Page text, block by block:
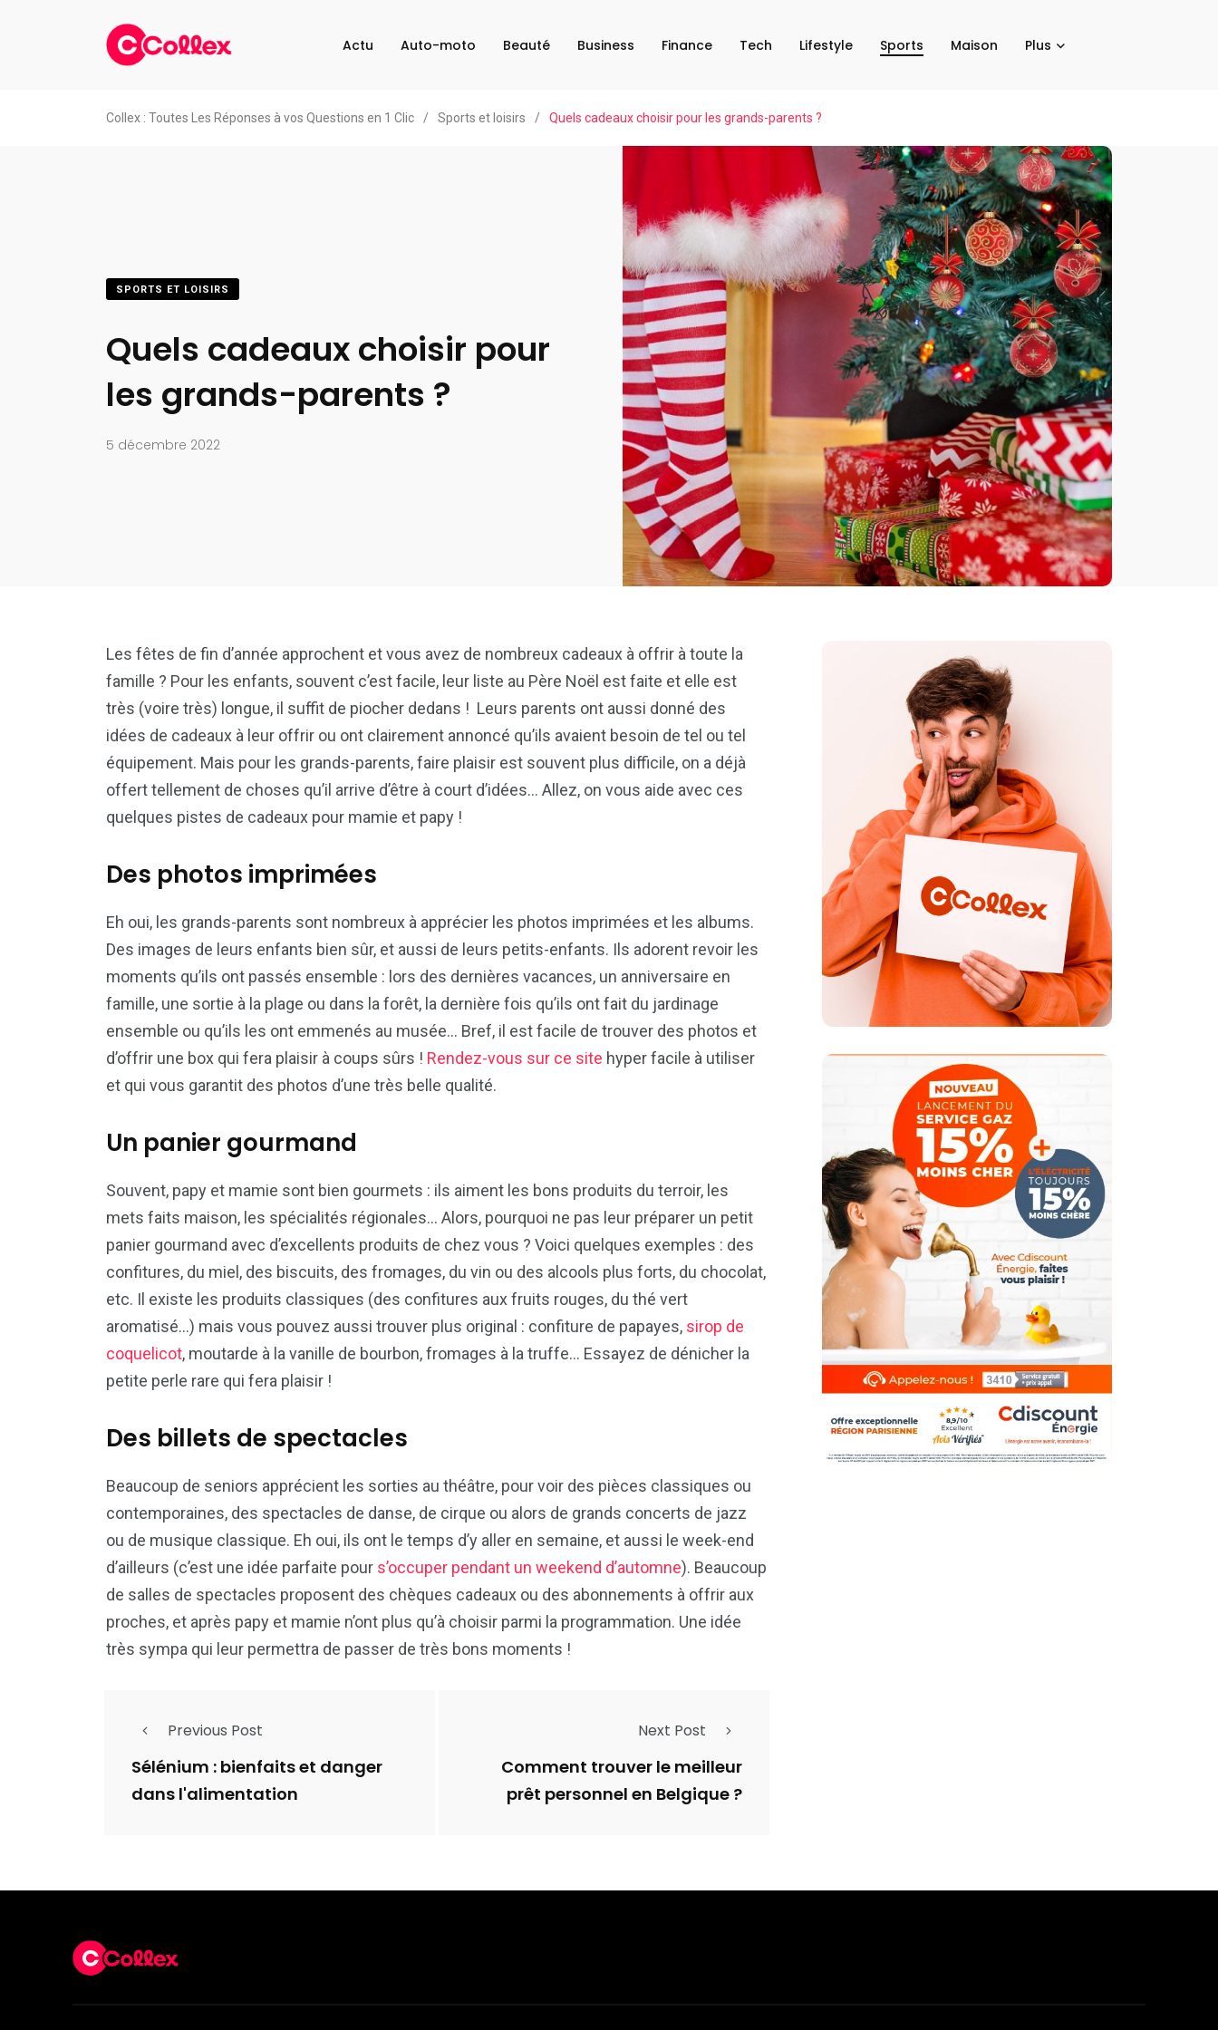
Actu Auto-moto Beauté Business Finance Tech Lifestyle Sports Maison Plus
Collex : Toutes Les Réponses à vos Questions en 1 Clic / Sports et loisirs / Quels cadeaux choisir pour les grands-parents ?
SPORTS ET LOISIRS
Quels cadeaux choisir pour
les grands-parents ?
5 décembre 2022
Les fêtes de fin d’année approchent et vous avez de nombreux cadeaux à offrir à toute la
famille ? Pour les enfants, souvent c’est facile, leur liste au Père Noël est faite et elle est
très (voire très) longue, il suffit de piocher dedans ! Leurs parents ont aussi donné des
idées de cadeaux à leur offrir ou ont clairement annoncé qu’ils avaient besoin de tel ou tel
équipement. Mais pour les grands-parents, faire plaisir est souvent plus difficile, on a déjà
offert tellement de choses qu’il arrive d’être à court d’idées… Allez, on vous aide avec ces
quelques pistes de cadeaux pour mamie et papy !
Des photos imprimées
Eh oui, les grands-parents sont nombreux à apprécier les photos imprimées et les albums.
Des images de leurs enfants bien sûr, et aussi de leurs petits-enfants. Ils adorent revoir les
moments qu’ils ont passés ensemble : lors des dernières vacances, un anniversaire en
famille, une sortie à la plage ou dans la forêt, la dernière fois qu’ils ont fait du jardinage
ensemble ou qu’ils les ont emmenés au musée… Bref, il est facile de trouver des photos et
d’offrir une box qui fera plaisir à coups sûrs ! Rendez-vous sur ce site hyper facile à utiliser
et qui vous garantit des photos d’une très belle qualité.
Un panier gourmand
Souvent, papy et mamie sont bien gourmets : ils aiment les bons produits du terroir, les
mets faits maison, les spécialités régionales… Alors, pourquoi ne pas leur préparer un petit
panier gourmand avec d’excellents produits de chez vous ? Voici quelques exemples : des
confitures, du miel, des biscuits, des fromages, du vin ou des alcools plus forts, du chocolat,
etc. Il existe les produits classiques (des confitures aux fruits rouges, du thé vert
aromatisé…) mais vous pouvez aussi trouver plus original : confiture de papayes, sirop de
coquelicot, moutarde à la vanille de bourbon, fromages à la truffe… Essayez de dénicher la
petite perle rare qui fera plaisir !
Des billets de spectacles
Beaucoup de seniors apprécient les sorties au théâtre, pour voir des pièces classiques ou
contemporaines, des spectacles de danse, de cirque ou alors de grands concerts de jazz
ou de musique classique. Eh oui, ils ont le temps d’y aller en semaine, et aussi le week-end
d’ailleurs (c’est une idée parfaite pour s’occuper pendant un weekend d’automne). Beaucoup
de salles de spectacles proposent des chèques cadeaux ou des abonnements à offrir aux
proches, et après papy et mamie n’ont plus qu’à choisir parmi la programmation. Une idée
très sympa qui leur permettra de passer de très bons moments !
Previous Post
Sélénium : bienfaits et danger
dans l'alimentation
Next Post
Comment trouver le meilleur
prêt personnel en Belgique ?